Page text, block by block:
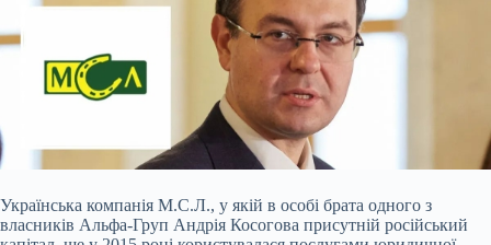
Українська компанія М.С.Л., у якій в особі брата одного з
власників Альфа-Груп Андрія Косогова присутній російський